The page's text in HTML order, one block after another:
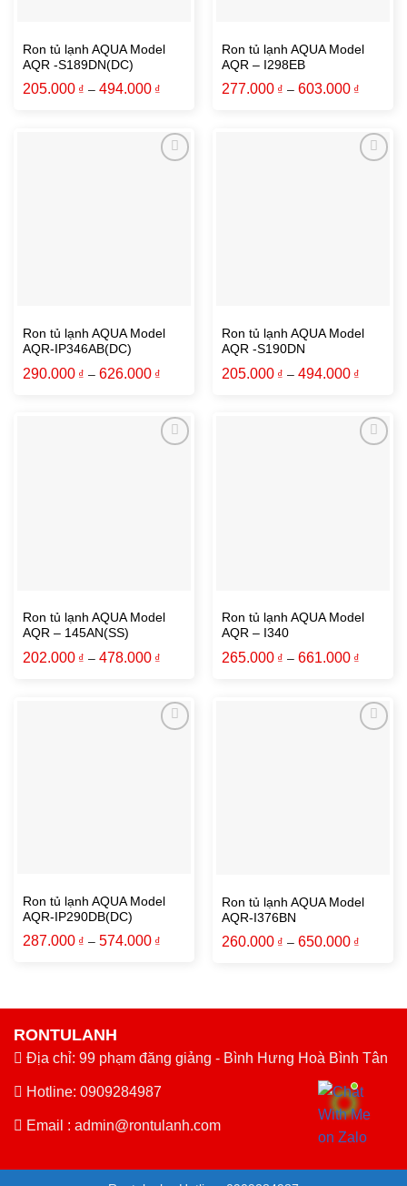
Ron tủ lạnh AQUA Model
AQR -S189DN(DC)
205.000 ₫ – 494.000 ₫
Ron tủ lạnh AQUA Model
AQR – I298EB
277.000 ₫ – 603.000 ₫
Ron tủ lạnh AQUA Model
AQR-IP346AB(DC)
290.000 ₫ – 626.000 ₫
Ron tủ lạnh AQUA Model
AQR -S190DN
205.000 ₫ – 494.000 ₫
Ron tủ lạnh AQUA Model
AQR – 145AN(SS)
202.000 ₫ – 478.000 ₫
Ron tủ lạnh AQUA Model
AQR – I340
265.000 ₫ – 661.000 ₫
Ron tủ lạnh AQUA Model
AQR-IP290DB(DC)
287.000 ₫ – 574.000 ₫
Ron tủ lạnh AQUA Model
AQR-I376BN
260.000 ₫ – 650.000 ₫
RONTULANH
Địa chỉ: 99 phạm đăng giảng - Bình Hưng Hoà Bình Tân
Hotline: 0909284987
Email : admin@rontulanh.com